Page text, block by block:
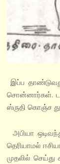
இப்ப
சொன்னார்கள்.
ஸ்ருதி கொஞ்ச
அபியா
தெரியாமல்
முதலில்